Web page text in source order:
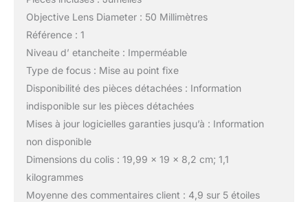
Objective Lens Diameter : 50 Millimètres
Référence : 1
Niveau d’ etancheite : Imperméable
Type de focus : Mise au point fixe
Disponibilité des pièces détachées : Information
indisponible sur les pièces détachées
Mises à jour logicielles garanties jusqu’à : Information
non disponible
Dimensions du colis : 19,99 x 19 x 8,2 cm; 1,1
kilogrammes
Moyenne des commentaires client : 4,9 sur 5 étoiles